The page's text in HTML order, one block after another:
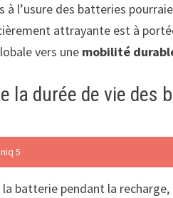
l’usure des batteries
attrayante est à
vers une mobilité
la durée de vie des
5
batterie pendant la